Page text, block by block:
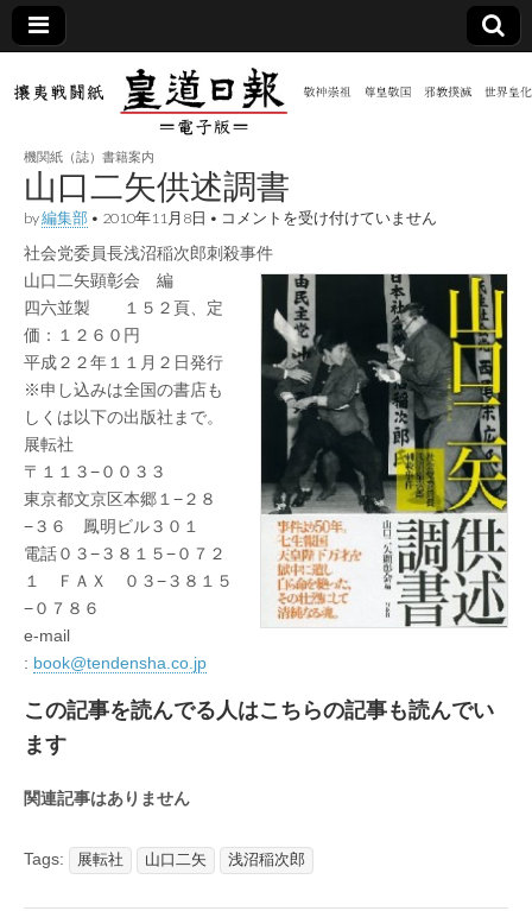
皇道
日報
（防
共新
聞）
電子
版
敬神
尊皇
｜昭
和八
年創
刊
皇道
実
践
攘夷
戦闘
紙
機関紙（誌）書籍案内
山口二矢供述調書
by編集部 • 2010年11月8日 • 山
二
述
は
コメントを受け付けていません
社会党委員長浅沼稲次郎刺殺事件
山口二矢顕彰会 編
四六並製 １５２頁、定
価：１２６０円
平成２２年１１月２日発行
※申し込みは全国の書店も
しくは以下の出版社まで。
展転社
〒１１３−００３３
東京都文京区本郷１−２８
−３６ 鳳明ビル３０１
電話０３−３８１５−０７２
１ ＦＡＸ ０３−３８１５
−０７８６
e-mail
: book@tendensha.co.jp
この記事を読んでる人はこちらの記事も読んでい
ます
関連記事はありません
Tags: 展転社 山口二矢 浅沼稲次郎